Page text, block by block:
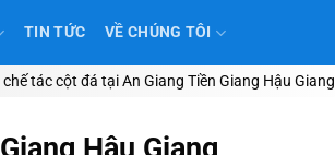
TIN TỨC VỀ CHÚNG TÔI
tác cột đá tại An Giang Tiền Giang Hậu Giang